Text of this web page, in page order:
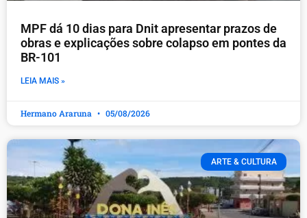
MPF dá 10 dias para Dnit apresentar prazos de
obras e explicações sobre colapso em pontes da
BR-101
LEIA MAIS »
Hermano Araruna 05/08/2026
ARTE & CULTURA